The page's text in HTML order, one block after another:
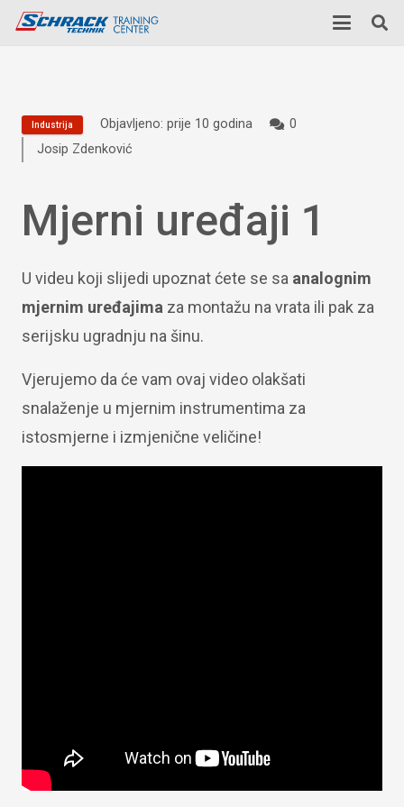
Industrija Objavljeno:prije 10 godina
0
Josip Zdenković
Mjerni uređaji 1
U videu koji slijedi upoznat ćete se sa analognim
mjernim uređajima za montažu na vrata ili pak za
serijsku ugradnju na šinu.
Vjerujemo da će vam ovaj video olakšati
snalaženje u mjernim instrumentima za
istosmjerne i izmjenične veličine!